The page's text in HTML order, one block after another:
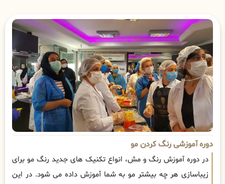
دوره آموزشی رنگ کردن مو
در دوره آموزش رنگ و مش، انواع تکنیک های جدید رنگ مو برای
زیباسازی هر چه بیشتر مو به شما آموزش داده می شود. در این